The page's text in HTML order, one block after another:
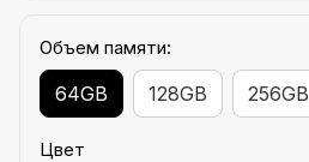
Объем памяти:
64GB 128GB 256GB
Цвет